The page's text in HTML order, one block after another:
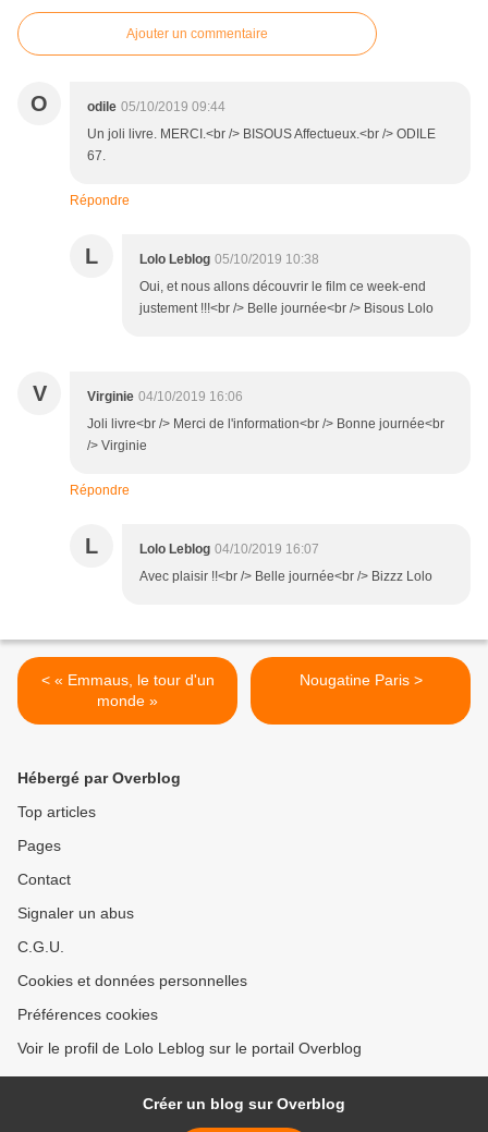
Ajouter un commentaire
O odile 05/10/2019 09:44
Un joli livre. MERCI.<br /> BISOUS Affectueux.<br /> ODILE
67.
Répondre
L Lolo Leblog 05/10/2019 10:38
Oui, et nous allons découvrir le film ce week-end
justement !!!<br /> Belle journée<br /> Bisous Lolo
V Virginie 04/10/2019 16:06
Joli livre<br /> Merci de l'information<br /> Bonne journée<br
/> Virginie
Répondre
L Lolo Leblog 04/10/2019 16:07
Avec plaisir !!<br /> Belle journée<br /> Bizzz Lolo
< « Emmaus, le tour d'un
monde »
Nougatine Paris >
Hébergé par Overblog
Top articles
Pages
Contact
Signaler un abus
C.G.U.
Cookies et données personnelles
Préférences cookies
Voir le profil de Lolo Leblog sur le portail Overblog
Créer un blog sur Overblog